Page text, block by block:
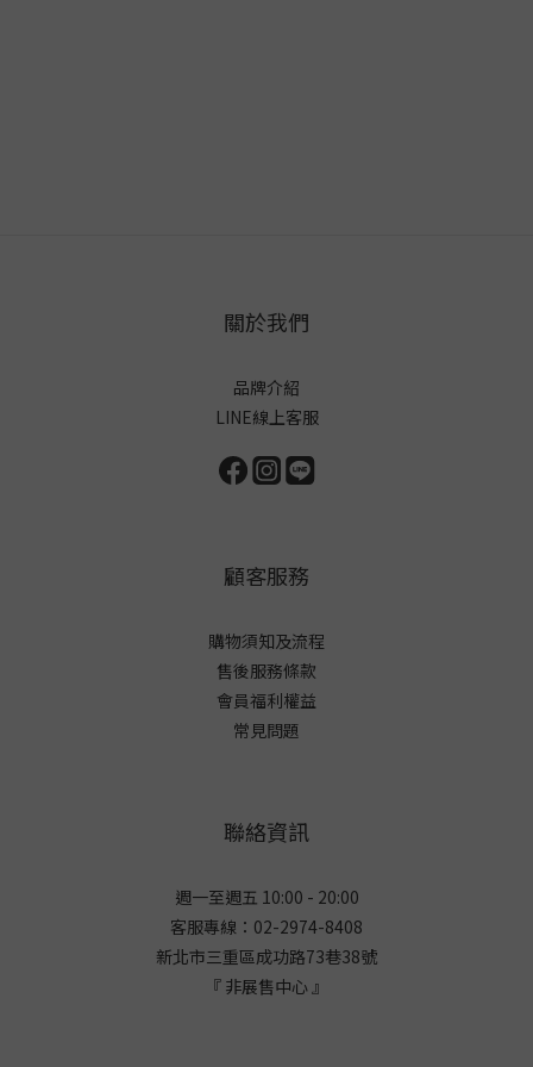
關於我們
品牌介紹
LINE線上客服
顧客服務
購物須知及流程
售後服務條款
會員福利權益
常見問題
聯絡資訊
週一至週五 10:00 - 20:00
客服專線：02-2974-8408
新北市三重區成功路73巷38號
『 非展售中心 』